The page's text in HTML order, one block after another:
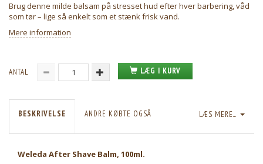
Brug denne milde balsam på stresset hud efter hver barbering, våd
som tør – lige så enkelt som et stænk frisk vand.
Mere information
ANTAL LÆG I KURV
LÆS MERE...
BESKRIVELSE ANDRE KØBTE OGSÅ
Weleda After Shave Balm, 100ml.